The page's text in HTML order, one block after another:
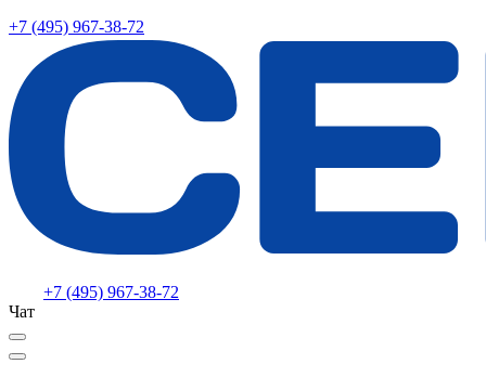
+7 (495) 967-38-72
+7 (495) 967-38-72
Чат